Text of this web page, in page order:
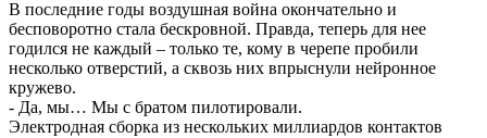
В последние годы воздушная война окончательно и
бесповоротно стала бескровной. Правда, теперь для нее
годился не каждый – только те, кому в черепе пробили
несколько отверстий, а сквозь них впрыснули нейронное
кружево.
- Да, мы… Мы с братом пилотировали.
Электродная сборка из нескольких миллиардов контактов